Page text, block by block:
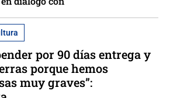
por 90 días entrega y
porque hemos
muy graves”: